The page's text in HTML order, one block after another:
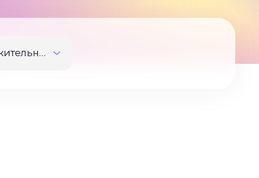
Продолжительность